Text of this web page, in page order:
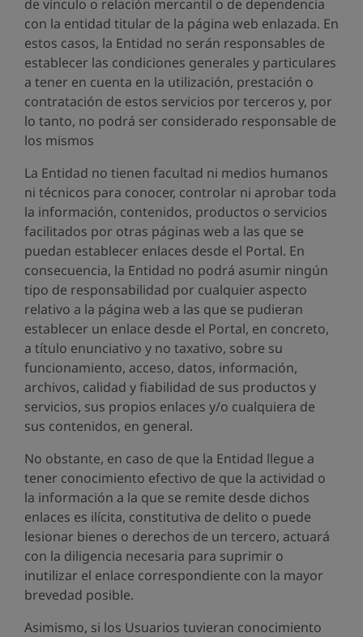
de vínculo o relación mercantil o de dependencia
con la entidad titular de la página web enlazada. En
estos casos, la Entidad no serán responsables de
establecer las condiciones generales y particulares
a tener en cuenta en la utilización, prestación o
contratación de estos servicios por terceros y, por
lo tanto, no podrá ser considerado responsable de
los mismos
La Entidad no tienen facultad ni medios humanos
ni técnicos para conocer, controlar ni aprobar toda
la información, contenidos, productos o servicios
facilitados por otras páginas web a las que se
puedan establecer enlaces desde el Portal. En
consecuencia, la Entidad no podrá asumir ningún
tipo de responsabilidad por cualquier aspecto
relativo a la página web a las que se pudieran
establecer un enlace desde el Portal, en concreto,
a título enunciativo y no taxativo, sobre su
funcionamiento, acceso, datos, información,
archivos, calidad y fiabilidad de sus productos y
servicios, sus propios enlaces y/o cualquiera de
sus contenidos, en general.
No obstante, en caso de que la Entidad llegue a
tener conocimiento efectivo de que la actividad o
la información a la que se remite desde dichos
enlaces es ilícita, constitutiva de delito o puede
lesionar bienes o derechos de un tercero, actuará
con la diligencia necesaria para suprimir o
inutilizar el enlace correspondiente con la mayor
brevedad posible.
Asimismo, si los Usuarios tuvieran conocimiento